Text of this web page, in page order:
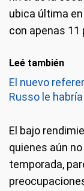
ubica última
con apenas 11
Leé también
El nuevo
Russo le
El bajo
quienes aún
temporada,